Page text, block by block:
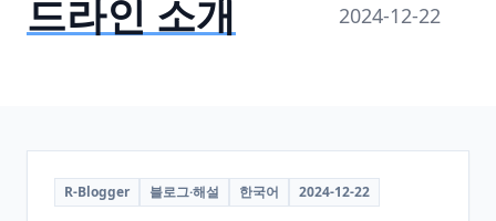
드라인 소개
2024-12-22
R-Blogger 블로그·해설 한국어 2024-12-22